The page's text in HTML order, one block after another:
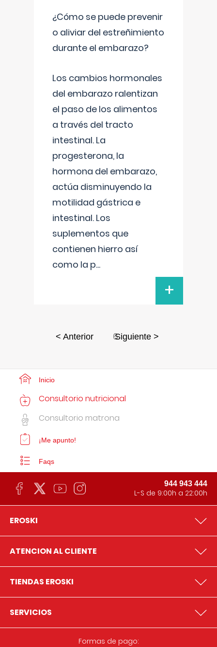
¿Cómo se puede prevenir
o aliviar del estreñimiento
durante el embarazo?
Los cambios hormonales
del embarazo ralentizan
el paso de los alimentos
a través del tracto
intestinal. La
progesterona, la
hormona del embarazo,
actúa disminuyendo la
motilidad gástrica e
intestinal. Los
suplementos que
contienen hierro así
como la p...
+
< Anterior 6Siguiente >
Inicio
Consultorio nutricional
Consultorio matrona
¡Me apunto!
Faqs
944 943 444
L-S de 9:00h a 22:00h
EROSKI
ATENCION AL CLIENTE
TIENDAS EROSKI
SERVICIOS
Formas de pago: